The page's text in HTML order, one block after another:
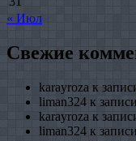
« Июл
Свежие
karayroza к
liman324 к записи
karayroza к
liman324 к записи